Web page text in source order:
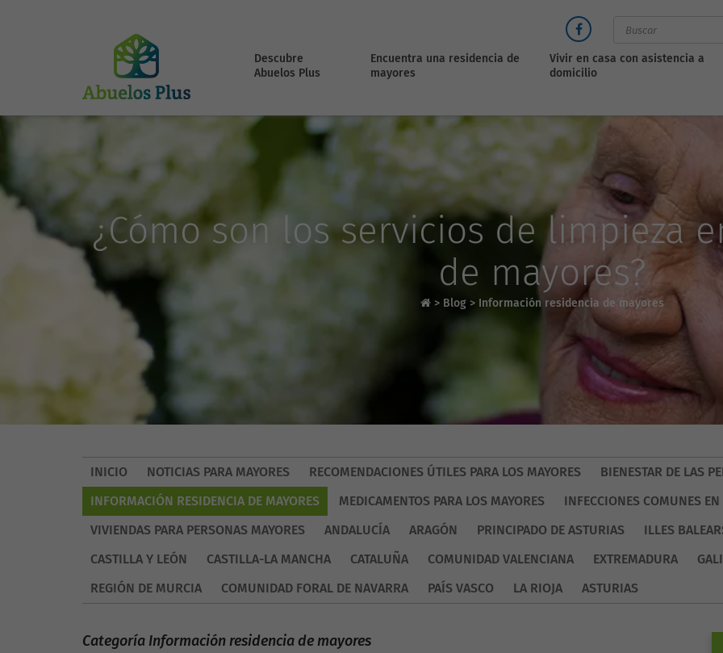
Descubre
Abuelos Plus
Encuentra una residencia de
mayores
Vivir en casa con asistencia a
domicilio
¿Cómo son los servicios de limpieza
de mayores?
> Blog > Información residencia de mayores
INICIO NOTICIAS PARA MAYORES RECOMENDACIONES ÚTILES PARA LOS MAYORES
BIENESTAR DE LAS
INFORMACIÓN RESIDENCIA DE MAYORES
MEDICAMENTOS PARA LOS MAYORES
INFECCIONES COMUNES
VIVIENDAS PARA PERSONAS MAYORES
ANDALUCÍA ARAGÓN PRINCIPADO DE ASTURIAS
ILLES
CASTILLA Y LEÓN
CASTILLA-LA MANCHA CATALUÑA COMUNIDAD VALENCIANA EXTREMADURA
REGIÓN DE MURCIA
COMUNIDAD FORAL DE NAVARRA PAÍS VASCO LA RIOJA ASTURIAS
Categoría Información residencia de mayores